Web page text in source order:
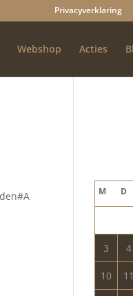
Privacyverklaring
Webshop Acties
M D
3 4
10 11